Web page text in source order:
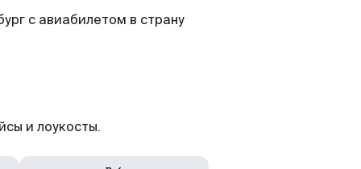
с авиабилетом в страну
и лоукосты.